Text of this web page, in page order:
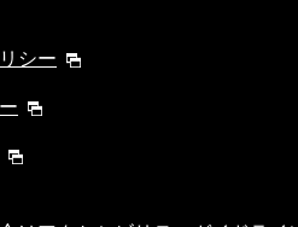
シー